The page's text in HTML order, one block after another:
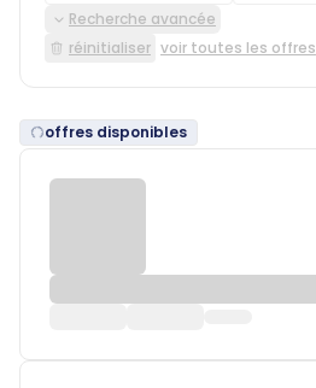
Recherche avancée
réinitialiser voir toutes les offres
offres disponibles